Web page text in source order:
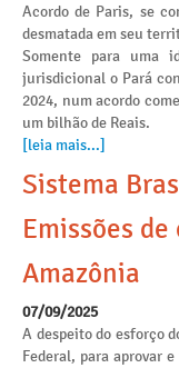
Acordo de Paris, se
desmatada em seu
Somente para uma
jurisdicional o Pará
2024, num acordo
um bilhão de Reais.
[leia mais...]
Sistema
Emissões
Amazônia
07/09/2025
A despeito do esforço
Federal, para aprovar